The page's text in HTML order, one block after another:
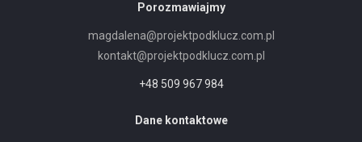
Porozmawiajmy
magdalena@projektpodklucz.com.pl
kontakt@projektpodklucz.com.pl
+48 509 967 984
Dane kontaktowe